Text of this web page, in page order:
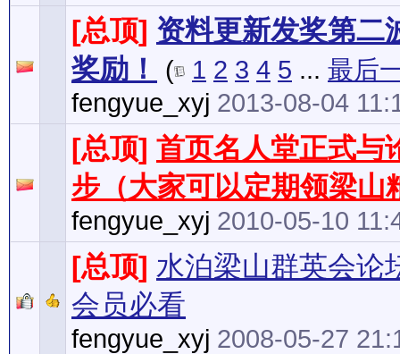
[总顶] 资料更新发奖第二
奖励！
( 1 2 3 4 5 ... 最后
fengyue_xyj 2013-08-04
[总顶] 首页名人堂正式与
步（大家可以定期领梁山
fengyue_xyj 2010-05-10
[总顶] 水泊梁山群英会论
会员必看
fengyue_xyj 2008-05-27